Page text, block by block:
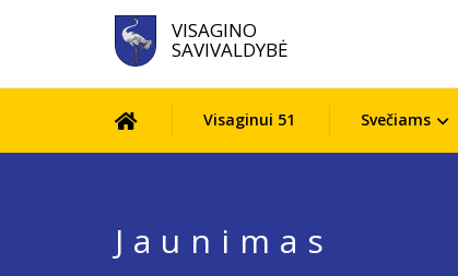
VISAGINO
SAVIVALDYBĖ
Visaginui 51 Svečiams
Jaunimas